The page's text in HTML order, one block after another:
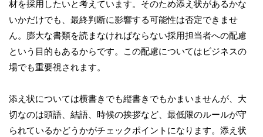
材を採用したいと考えています。そのため添え状があるかな
いかだけでも、最終判断に影響する可能性は否定できませ
ん。膨大な書類を読まなければならない採用担当者への配慮
という目的もあるからです。この配慮についてはビジネスの
場でも重要視されます。
添え状については横書きでも縦書きでもかまいませんが、大
切なのは頭語、結語、時候の挨拶など、最低限のルールが守
られているかどうかがチェックポイントになります。添え状